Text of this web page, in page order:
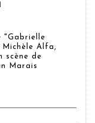
"Gabrielle
Michèle Alfa,
scène de
Marais